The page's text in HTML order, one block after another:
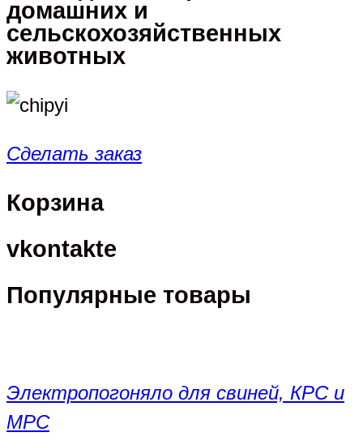
домашних и
сельскохозяйственных
животных
Сделать заказ
Корзина
vkontakte
Популярные товары
Электропогоняло для свиней, КРС и
МРС